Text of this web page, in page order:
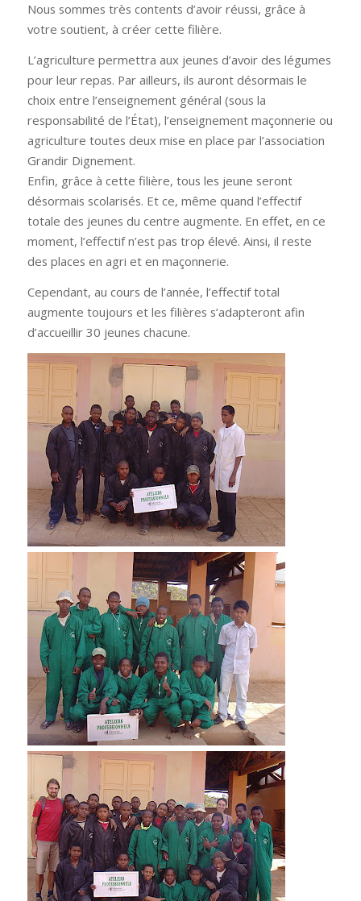
Nous sommes très contents d’avoir réussi, grâce à
votre soutient, à créer cette filière.
L’agriculture permettra aux jeunes d’avoir des légumes
pour leur repas. Par ailleurs, ils auront désormais le
choix entre l’enseignement général (sous la
responsabilité de l’État), l’enseignement maçonnerie ou
agriculture toutes deux mise en place par l’association
Grandir Dignement.
Enfin, grâce à cette filière, tous les jeune seront
désormais scolarisés. Et ce, même quand l’effectif
totale des jeunes du centre augmente. En effet, en ce
moment, l’effectif n’est pas trop élevé. Ainsi, il reste
des places en agri et en maçonnerie.
Cependant, au cours de l’année, l’effectif total
augmente toujours et les filières s’adapteront afin
d’accueillir 30 jeunes chacune.